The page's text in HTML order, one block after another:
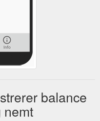
balance
nemt